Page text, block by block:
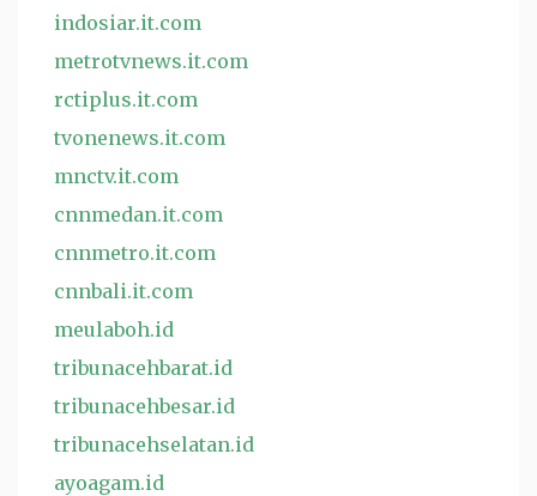
indosiar.it.com
metrotvnews.it.com
rctiplus.it.com
tvonenews.it.com
mnctv.it.com
cnnmedan.it.com
cnnmetro.it.com
cnnbali.it.com
meulaboh.id
tribunacehbarat.id
tribunacehbesar.id
tribunacehselatan.id
ayoagam.id